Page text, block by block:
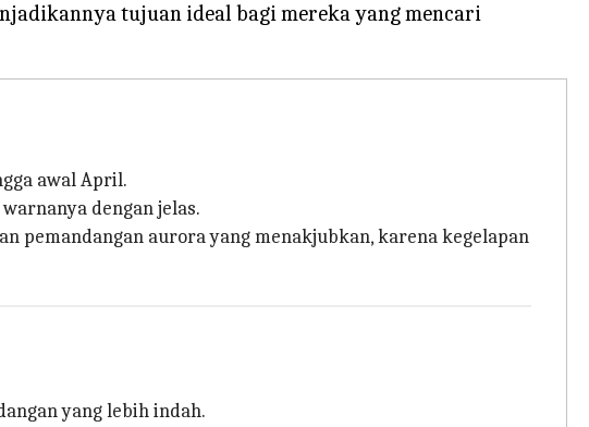
tujuan ideal bagi mereka yang mencari
awal April.
dengan jelas.
pemandangan aurora yang menakjubkan, karena kegelapan
yang lebih indah.